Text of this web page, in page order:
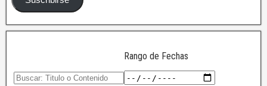
Rango de Fechas